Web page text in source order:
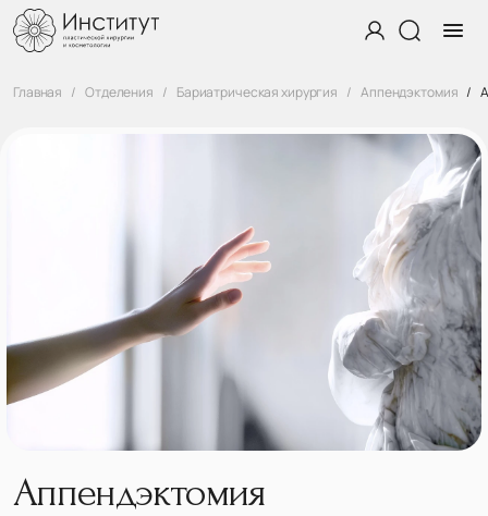
Главная Отделения Бариатрическая хирургия Аппендэктомия
Аппендэктомия